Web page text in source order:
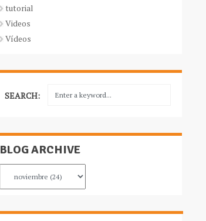
tutorial
Videos
Vídeos
SEARCH:
BLOG ARCHIVE